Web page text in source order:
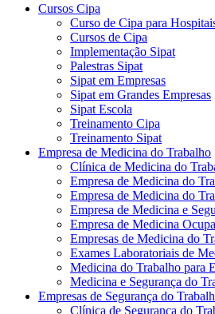
Cursos Cipa
Curso de Cipa para
Cursos de Cipa
Implementação Sipat
Palestras Sipat
Sipat em Empresas
Sipat em Grandes Empresas
Sipat Escola
Treinamento Cipa
Treinamento Sipat
Empresa de Medicina do Trabalho
Clínica de Medicina do
Empresa de Medicina do
Empresa de Medicina do
Empresa de Medicina e
Empresa de Medicina
Empresas de Medicina do
Exames Laboratoriais de
Medicina do Trabalho para
Medicina e Segurança do
Empresas de Segurança do
Clínica de Segurança do